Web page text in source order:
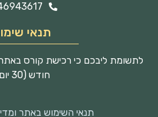
תנאי
לתשומת ליבכם כי רכישת קורס
חודש (30 יום).
תנאי השימוש באתר